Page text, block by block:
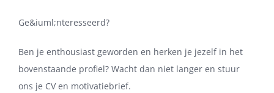
Ge&iuml;nteresseerd?
Ben je enthousiast geworden en herken je jezelf in het
bovenstaande profiel? Wacht dan niet langer en stuur
ons je CV en motivatiebrief.